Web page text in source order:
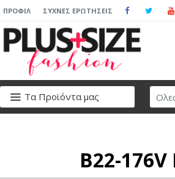
ΠΡΟΦΊΛ ΣΥΧΝΈΣ ΕΡΩΤΉΣΕΙΣ
Τα Προϊόντα μας
B22-